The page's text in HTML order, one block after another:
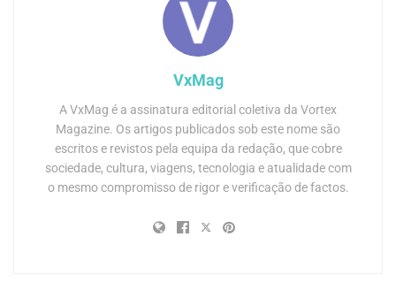
VxMag
A VxMag é a assinatura editorial coletiva da Vortex
Magazine. Os artigos publicados sob este nome são
escritos e revistos pela equipa da redação, que cobre
sociedade, cultura, viagens, tecnologia e atualidade com
o mesmo compromisso de rigor e verificação de factos.